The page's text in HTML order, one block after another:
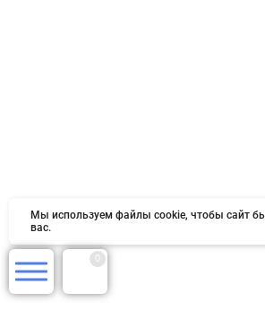
0
Мы используем файлы cookie, чтобы сайт
вас.